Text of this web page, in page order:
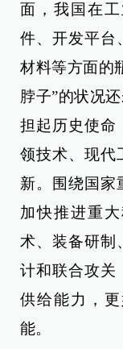
面，我国在
件、开发平台
材料等方面的
脖子”的状况
担起历史使命
领技术、现代
新。围绕国家
加快推进重
术、装备研制
计和联合攻关
供给能力，
能。